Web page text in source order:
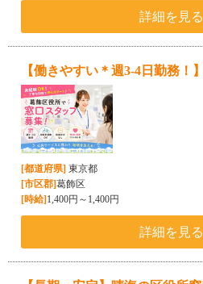
詳細を見る
[都道府県] 東京都
[市区郡]葛飾区
[時給]1,400円～1,400円
詳細を見る